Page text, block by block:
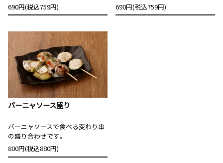
690円(税込759円)
690円(税込759円)
バーニャソース盛り
バーニャソースで食べる変わり串
の盛り合わせです。
800円(税込880円)